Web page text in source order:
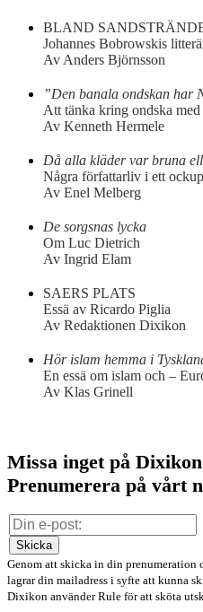
BLAND
Johannes Bobrowskis
Av Anders Björnsson
”Den banala ondskan har
Att tänka kring ondska
Av Kenneth Hermele
Då alla kläder var bruna
Några författarliv i ett
Av Enel Melberg
De sorgsnas lycka
Om Luc Dietrich
Av Ingrid Elam
SAERS PLATS
Essä av Ricardo Piglia
Av Redaktionen Dixikon
Hör islam hemma i
En essä om islam och –
Av Klas Grinell
Missa inget på
Prenumerera på vårt
Skicka
Genom att skicka in din prenumeration
lagrar din mailadress i syfte att kunna
Dixikon använder Rule för att sköta